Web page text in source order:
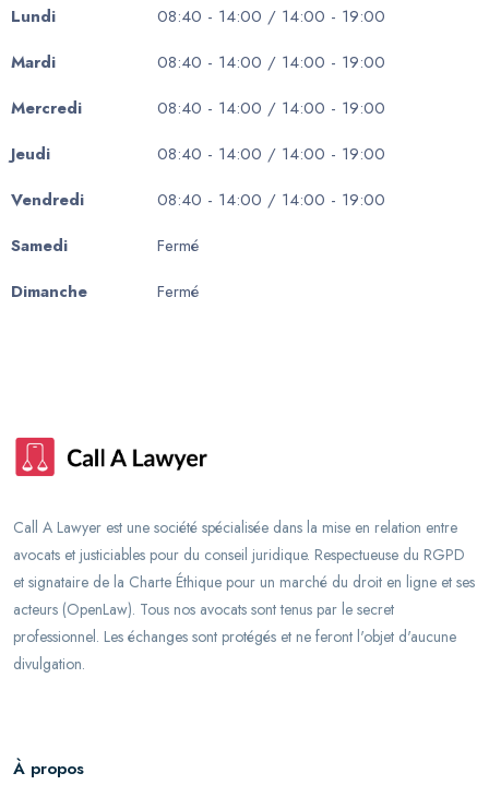
Lundi
08:40 - 14:00 / 14:00 - 19:00
Mardi
08:40 - 14:00 / 14:00 - 19:00
Mercredi
08:40 - 14:00 / 14:00 - 19:00
Jeudi
08:40 - 14:00 / 14:00 - 19:00
Vendredi
08:40 - 14:00 / 14:00 - 19:00
Samedi
Fermé
Dimanche
Fermé
Call A Lawyer est une société spécialisée dans la mise en relation entre
avocats et justiciables pour du conseil juridique. Respectueuse du RGPD
et signataire de la Charte Éthique pour un marché du droit en ligne et ses
acteurs (OpenLaw). Tous nos avocats sont tenus par le secret
professionnel. Les échanges sont protégés et ne feront l'objet d'aucune
divulgation.
À propos